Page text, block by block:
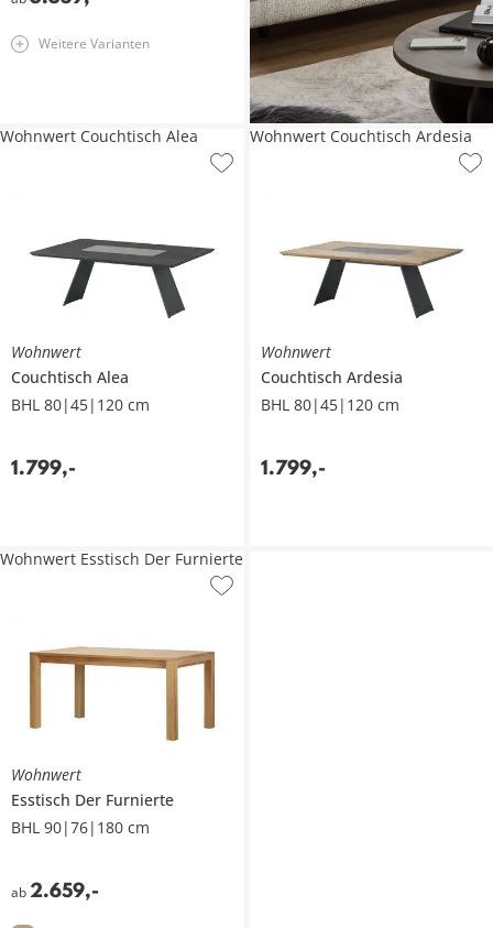
Weitere Varianten
Wohnwert
Couchtisch Alea
BHL 80|45|120 cm
1.799,-
Wohnwert Couchtisch Alea
Wohnwert
Couchtisch Ardesia
BHL 80|45|120 cm
1.799,-
Wohnwert Couchtisch Ardesia
Wohnwert
Esstisch Der Furnierte
BHL 90|76|180 cm
ab 2.659,-
Wohnwert Esstisch Der Furnierte